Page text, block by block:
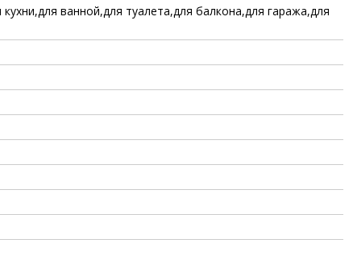
ванной,для туалета,для балкона,для гаража,для